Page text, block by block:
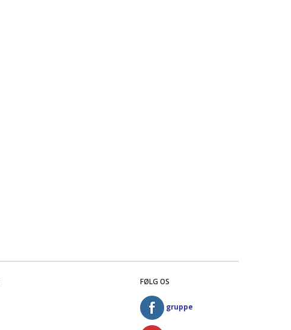
FØLG OS
gruppe